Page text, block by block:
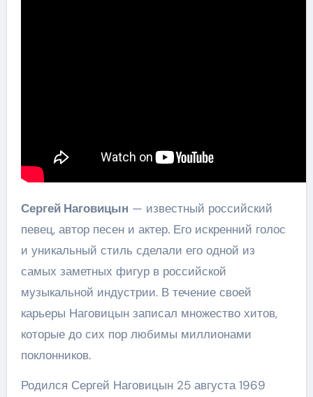
Сергей Наговицын — известный российский
певец, автор песен и актер. Его искренний голос
и уникальный стиль сделали его одной из
самых заметных фигур в российской
музыкальной индустрии. В течение своей
карьеры Наговицын записал множество хитов,
которые до сих пор любимы миллионами
поклонников.
Родился Сергей Наговицын 25 августа 1969